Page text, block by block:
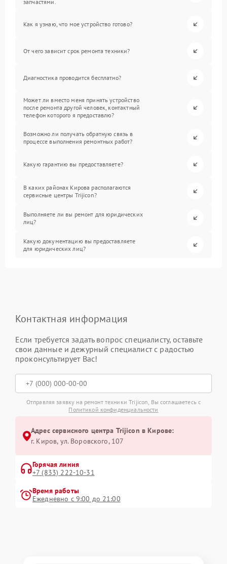
запчастями.
Как я узнаю, что мое устройство готово?
От чего зависит срок ремонта техники?
Диагностика проводится бесплатно?
Может ли вместо меня принять устройство
после ремонта другой человек, контактный
телефон которого я предоставлю?
Возможно ли получать обратную связь в
процессе выполнения ремонтных работ?
Какую гарантию вы предоставляете?
В каких районах Кирова располагаются
сервисные центры Trijicon?
Выполняете ли вы ремонт для юридических
лиц?
Какую документацию вы предоставляете
для юридических лиц?
Контактная информация
Если требуется задать вопрос специалисту, оставьте
свои данные и дежурный специалист с радостью
проконсультирует Вас!
Отправляя заявку на ремонт техники Trijicon, Вы соглашаетесь с
Политикой конфиденциальности
Адрес сервисного центра Trijicon в Кирове:
г. Киров, ул. Воровского, 107
Горячая линия
+7 (833) 222-10-31
Время работы
Ежедневно с 9:00 до 21:00